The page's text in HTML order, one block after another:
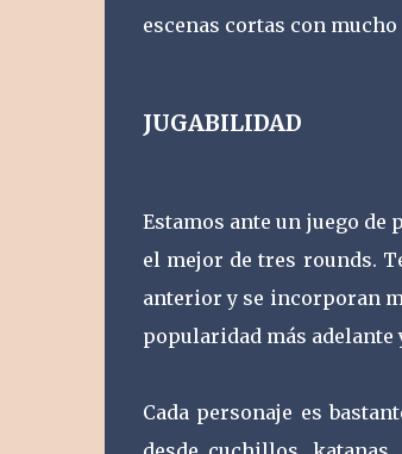
escenas cortas con
JUGABILIDAD
Estamos ante un juego de
el mejor de tres rounds.
anterior y se incorporan
popularidad más
Cada personaje es